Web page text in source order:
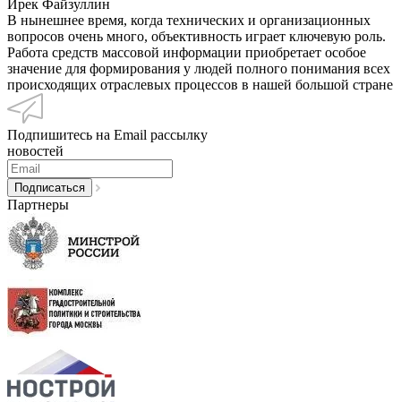
Ирек Файзуллин
В нынешнее время, когда технических и организационных
вопросов очень много, объективность играет ключевую роль.
Работа средств массовой информации приобретает особое
значение для формирования у людей полного понимания всех
происходящих отраслевых процессов в нашей большой стране
Подпишитесь на Email рассылку
новостей
Партнеры